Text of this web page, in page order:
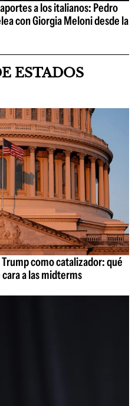
a los italianos: Pedro
con Giorgia Meloni desde la
ESTADOS
como catalizador: qué
cara a las midterms